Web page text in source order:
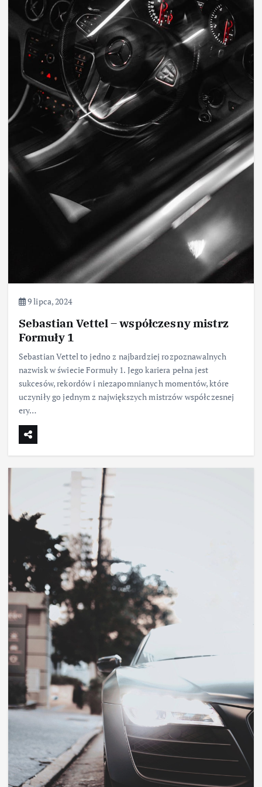
9 lipca, 2024
Sebastian Vettel – współczesny mistrz
Formuły 1
Sebastian Vettel to jedno z najbardziej rozpoznawalnych
nazwisk w świecie Formuły 1. Jego kariera pełna jest
sukcesów, rekordów i niezapomnianych momentów, które
uczyniły go jednym z największych mistrzów współczesnej
ery…